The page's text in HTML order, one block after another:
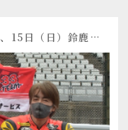
[令和4年(2022年)5月14日（土）、15日（日）鈴鹿サンデーロードレース 第3戦 4時間耐久]